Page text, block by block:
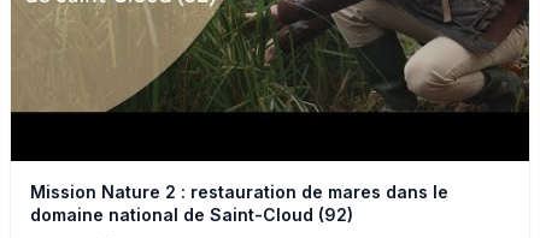
Mission Nature 2 : restauration de mares dans le
domaine national de Saint-Cloud (92)